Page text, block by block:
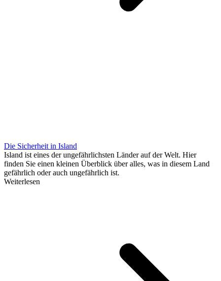
Die Sicherheit in Island
Island ist eines der ungefährlichsten Länder auf der Welt. Hier
finden Sie einen kleinen Überblick über alles, was in diesem Land
gefährlich oder auch ungefährlich ist.
Weiterlesen